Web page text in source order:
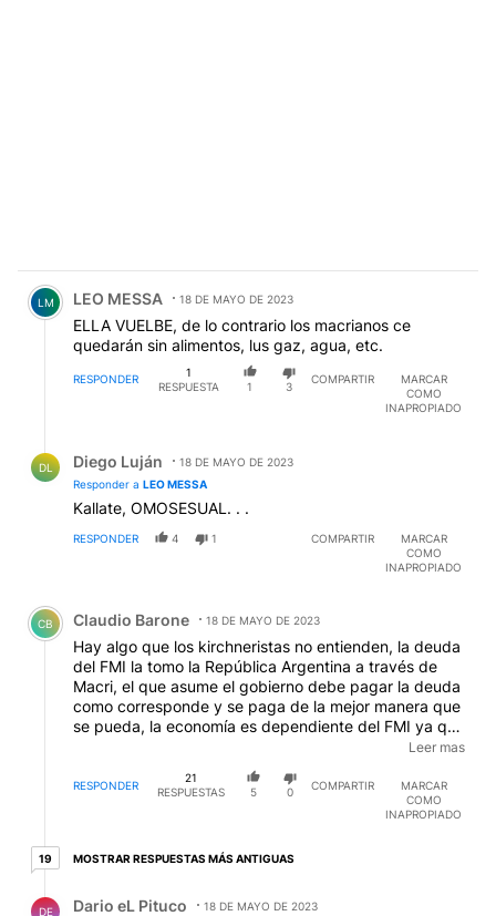
Comentario de LEO MESSA.
LM LEO MESSA 18 DE MAYO DE 2023
ELLA VUELBE, de lo contrario los macrianos ce
quedarán sin alimentos, lus gaz, agua, etc.
RESPONDER
1
RESPUESTA
1 3
COMPARTIR
MARCAR
COMO
INAPROPIADO
DL Diego Luján
18 DE MAYO DE 2023
Responder a LEO MESSA
Kallate, OMOSESUAL. . .
RESPONDER 4 1 COMPARTIR
MARCAR
COMO
INAPROPIADO
Comentario de Claudio Barone.
CB Claudio Barone 18 DE MAYO DE 2023
Hay algo que los kirchneristas no entienden, la deuda
del FMI la tomo la República Argentina a través de
Macri, el que asume el gobierno debe pagar la deuda
como corresponde y se paga de la mejor manera que
se pueda, la economía es dependiente del FMI ya que
es nuestro acreedor, y pagarla es un sacrificio enorme
que tenemos que hacer todos, Cristina no entiende las
consecuencias de no pagarlas y piensa que tiene
espalda para enfrentarselo y al final terminamos
Leer mas
RESPONDER
21
RESPUESTAS
5 0
COMPARTIR
MARCAR
COMO
INAPROPIADO
1919 respuestas más antiguas
MOSTRAR RESPUESTAS MÁS ANTIGUAS
DE Dario eL Pituco
18 DE MAYO DE 2023